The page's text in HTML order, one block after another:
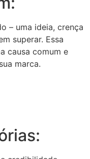
– uma ideia, crença
superar. Essa
causa comum e
marca.